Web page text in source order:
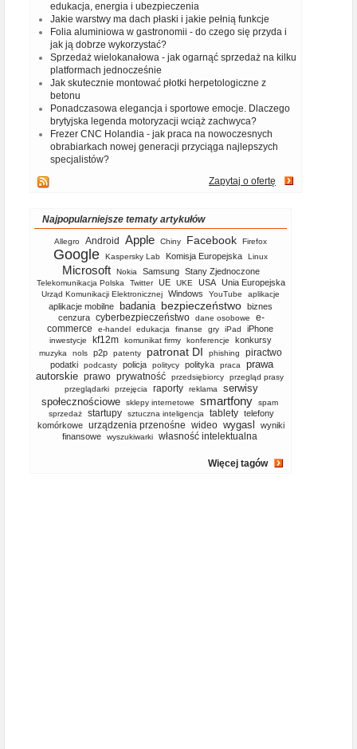
edukacja, energia i ubezpieczenia
Jakie warstwy ma dach płaski i jakie pełnią funkcje
Folia aluminiowa w gastronomii - do czego się przyda i
jak ją dobrze wykorzystać?
Sprzedaż wielokanałowa - jak ogarnąć sprzedaż na kilku
platformach jednocześnie
Jak skutecznie montować płotki herpetologiczne z
betonu
Ponadczasowa elegancja i sportowe emocje. Dlaczego
brytyjska legenda motoryzacji wciąż zachwyca?
Frezer CNC Holandia - jak praca na nowoczesnych
obrabiarkach nowej generacji przyciąga najlepszych
specjalistów?
Zapytaj o ofertę
Najpopularniejsze tematy artykułów
Allegro Android Apple Chiny Facebook Firefox
Google Kaspersky Lab Komisja Europejska Linux
Microsoft Nokia Samsung Stany Zjednoczone
Telekomunikacja Polska Twitter UE UKE USA Unia Europejska
Urząd Komunikacji Elektronicznej Windows YouTube aplikacje
aplikacje mobilne badania bezpieczeństwo biznes
cenzura cyberbezpieczeństwo dane osobowe
e-
commerce
e-handel edukacja finanse gry iPad iPhone
inwestycje kf12m komunikat firmy konferencje konkursy
muzyka nols p2p patenty patronat DI phishing piractwo
podatki podcasty policja politycy polityka praca
prawa
autorskie prawo prywatność przedsiębiorcy
przegląd prasy
przeglądarki
przejęcia raporty reklama
serwisy
społecznościowe
sklepy internetowe smartfony
spam
sprzedaż
startupy sztuczna inteligencja tablety telefony
komórkowe
urządzenia przenośne wideo wygasl
wyniki
finansowe
wyszukiwarki własność intelektualna
Więcej tagów